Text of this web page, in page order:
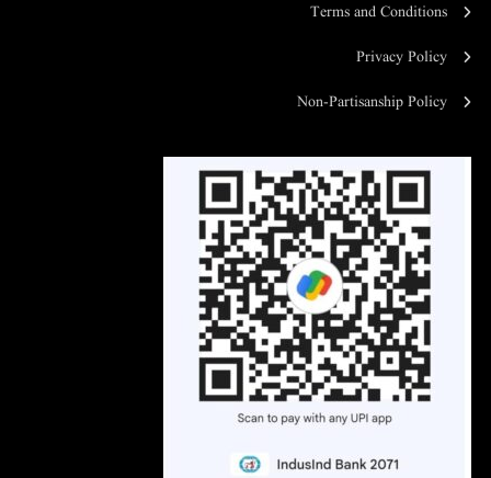
Terms and Conditions
Privacy Policy
Non-Partisanship Policy